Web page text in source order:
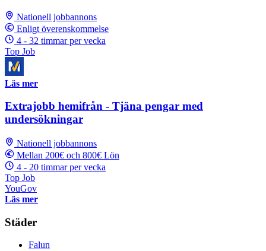
Nationell jobbannons
Enligt överenskommelse
4 - 32 timmar per vecka
Top Job
Läs mer
Extrajobb hemifrån - Tjäna pengar med
undersökningar
Nationell jobbannons
Mellan 200€ och 800€ Lön
4 - 20 timmar per vecka
Top Job
YouGov
Läs mer
Städer
Falun